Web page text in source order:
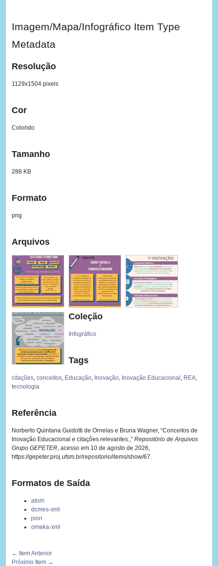
Imagem/Mapa/Infográfico Item Type
Metadata
Resolução
1129x1504 pixels
Cor
Colorido
Tamanho
288 KB
Formato
png
Arquivos
Coleção
Infográfico
Tags
citações, conceitos, Educação, Inovação, Inovação Educacional , REA,
tecnologia
Referência
Norberto Quintana Guidotti de Ornelas e Bruna Wagner, “Conceitos de
Inovação Educacional e citações relevantes.,” Repositório de Arquivos
Grupo GEPETER, acesso em 10 de agosto de 2026,
https://gepeter.proj.ufsm.br/repositorio/items/show/67.
Formatos de Saída
atom
dcmes-xml
json
omeka-xml
← Item Anterior
Próximo Item →